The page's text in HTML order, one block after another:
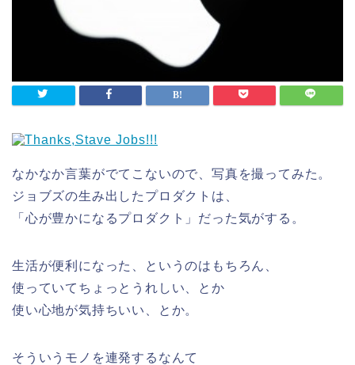
なかなか言葉がでてこないので、写真を撮ってみた。
ジョブズの生み出したプロダクトは、
「心が豊かになるプロダクト」だった気がする。
生活が便利になった、というのはもちろん、
使っていてちょっとうれしい、とか
使い心地が気持ちいい、とか。
そういうモノを連発するなんて